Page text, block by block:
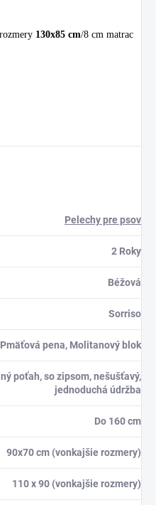
130x85 cm/8 cm matrac
Pelechy pre psov
2 Roky
Béžová
Sorriso
Pmäťová pena, Molitanový blok
poťah, so zipsom, nešušťavý,
jednoduchá údržba
Do 160 cm
90x70 cm (vonkajšie rozmery)
110 x 90 (vonkajšie rozmery)